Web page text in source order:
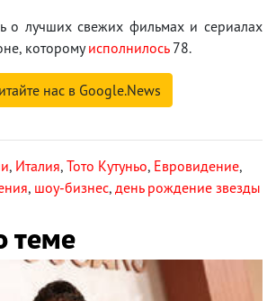
о лучших свежих фильмах и сериалах
которомуисполнилось78.
нас в Google.News
, Италия, Тото Кутуньо, Евровидение,
, шоу-бизнес, день рождение звезды
теме